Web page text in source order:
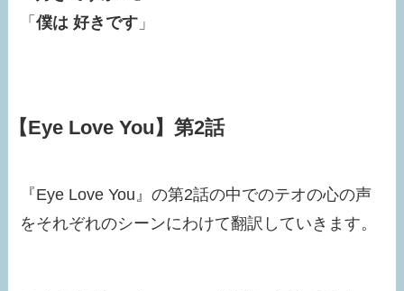
「僕は 好きです 」
【Eye Love You】第2話
『Eye Love You』の第2話の中でのテオの心の声
をそれぞれのシーンにわけて翻訳していきます。